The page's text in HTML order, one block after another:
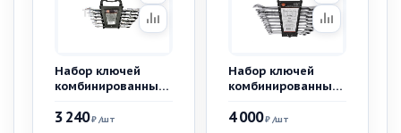
Набор ключей
комбинированных
шарниром AV Steel
3 240₽ /шт
Набор ключей
комбинированных
реверсом 8-19мм.
4 000₽ /шт